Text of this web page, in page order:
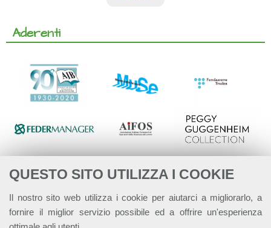
QUESTO SITO UTILIZZA I COOKIE
Il nostro sito web utilizza i cookie per aiutarci a migliorarlo, a
fornire il miglior servizio possibile ed a offrire un'esperienza
Aderenti